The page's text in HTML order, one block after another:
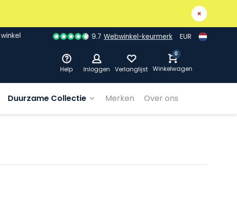
9.7 Webwinkel-keurmerk EUR
Help Inloggen Verlanglijst
0
Winkelwagen
Duurzame Collectie Merken Over ons